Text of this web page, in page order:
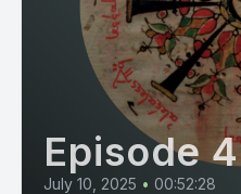
Episode
July 10, 2025 • 00:52:28